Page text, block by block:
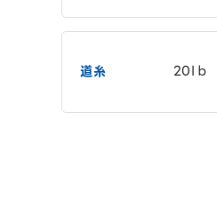
道糸 20ｌｂ